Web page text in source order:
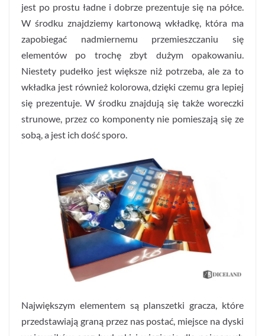
jest po prostu ładne i dobrze prezentuje się na półce.
W środku znajdziemy kartonową wkładkę, która ma
zapobiegać nadmiernemu przemieszczaniu się
elementów po trochę zbyt dużym opakowaniu.
Niestety pudełko jest większe niż potrzeba, ale za to
wkładka jest również kolorowa, dzięki czemu gra lepiej
się prezentuje. W środku znajdują się także woreczki
strunowe, przez co komponenty nie pomieszają się ze
sobą, a jest ich dość sporo.
Największym elementem są planszetki gracza, które
przedstawiają graną przez nas postać, miejsce na dyski